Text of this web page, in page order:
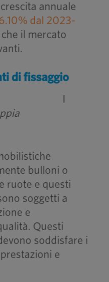
annuale
dal 2023-
il mercato
di fissaggio
I
bulloni o
ruote e questi
soggetti a
e
Questi
soddisfare i
e